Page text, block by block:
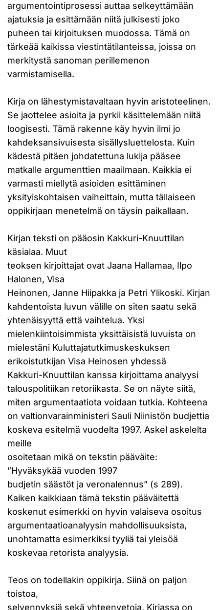
argumentointiprosessi auttaa selkeyttämään
ajatuksia ja esittämään niitä julkisesti joko
puheen tai kirjoituksen muodossa. Tämä on
tärkeää kaikissa viestintätilanteissa, joissa on
merkitystä sanoman perillemenon
varmistamisella.
Kirja on lähestymistavaltaan hyvin aristoteelinen.
Se jaottelee asioita ja pyrkii käsittelemään niitä
loogisesti. Tämä rakenne käy hyvin ilmi jo
kahdeksansivuisesta sisällysluettelosta. Kuin
kädestä pitäen johdatettuna lukija pääsee
matkalle argumenttien maailmaan. Kaikkia ei
varmasti miellytä asioiden esittäminen
yksityiskohtaisen vaiheittain, mutta tällaiseen
oppikirjaan menetelmä on täysin paikallaan.
Kirjan teksti on pääosin Kakkuri-Knuuttilan
käsialaa. Muut
teoksen kirjoittajat ovat Jaana Hallamaa, Ilpo
Halonen, Visa
Heinonen, Janne Hiipakka ja Petri Ylikoski. Kirjan
kahdentoista luvun välille on siten saatu sekä
yhtenäisyyttä että vaihtelua. Yksi
mielenkiintoisimmista yksittäisistä luvuista on
mielestäni Kuluttajatutkimuskeskuksen
erikoistutkijan Visa Heinosen yhdessä
Kakkuri-Knuuttilan kanssa kirjoittama analyysi
talouspolitiikan retoriikasta. Se on näyte siitä,
miten argumentaatiota voidaan tutkia. Kohteena
on valtionvarainministeri Sauli Niinistön budjettia
koskeva esitelmä vuodelta 1997. Askel askelelta
meille
osoitetaan mikä on tekstin pääväite:
”Hyväksykää vuoden 1997
budjetin säästöt ja veronalennus” (s 289).
Kaiken kaikkiaan tämä tekstin pääväitettä
koskenut esimerkki on hyvin valaiseva osoitus
argumentaatioanalyysin mahdollisuuksista,
unohtamatta esimerkiksi tyyliä tai yleisöä
koskevaa retorista analyysia.
Teos on todellakin oppikirja. Siinä on paljon
toistoa,
selvennyksiä sekä yhteenvetoja. Kirjassa on